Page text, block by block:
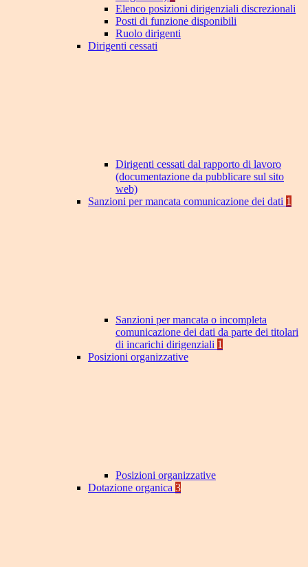
Elenco posizioni dirigenziali discrezionali
Posti di funzione disponibili
Ruolo dirigenti
Dirigenti cessati
Dirigenti cessati dal rapporto di lavoro
(documentazione da pubblicare sul sito
web)
Sanzioni per mancata comunicazione dei dati 1
Sanzioni per mancata o incompleta
comunicazione dei dati da parte dei titolari
di incarichi dirigenziali 1
Posizioni organizzative
Posizioni organizzative
Dotazione organica 3